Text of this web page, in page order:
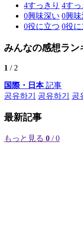
4すっきり 4すっ
0興味深い 0興味
0役に立つ 0役に
みんなの感想ラン
1 / 2
国際・日本記事
공유하기
공유하기 공
最新記事
もっと見る 0 / 0